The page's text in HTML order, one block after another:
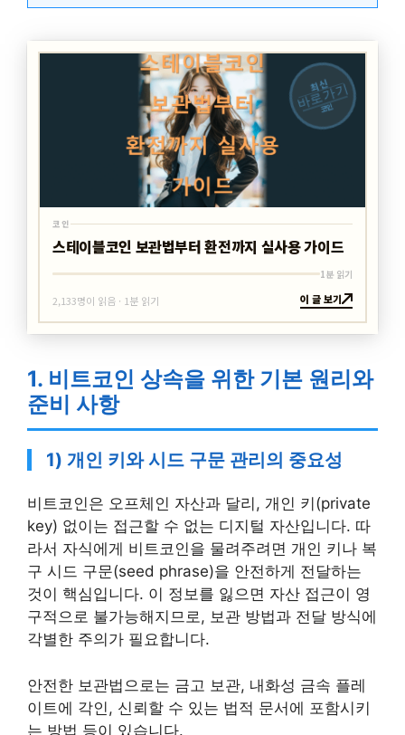
최신
바로가기
코인
코인
스테이블코인 보관법부터 환전까지 실사용 가이드
1분 읽기
2,133명이 읽음 · 1분 읽기 이 글 보기
1. 비트코인 상속을 위한 기본 원리와
준비 사항
1) 개인 키와 시드 구문 관리의 중요성
비트코인은 오프체인 자산과 달리, 개인 키(private
key) 없이는 접근할 수 없는 디지털 자산입니다. 따
라서 자식에게 비트코인을 물려주려면 개인 키나 복
구 시드 구문(seed phrase)을 안전하게 전달하는
것이 핵심입니다. 이 정보를 잃으면 자산 접근이 영
구적으로 불가능해지므로, 보관 방법과 전달 방식에
각별한 주의가 필요합니다.
안전한 보관법으로는 금고 보관, 내화성 금속 플레
이트에 각인, 신뢰할 수 있는 법적 문서에 포함시키
는 방법 등이 있습니다.